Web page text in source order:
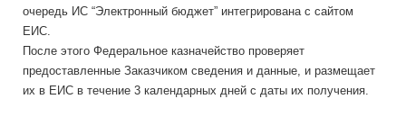
очередь ИС “Электронный бюджет” интегрирована с сайтом
ЕИС.
После этого Федеральное казначейство проверяет
предоставленные Заказчиком сведения и данные, и размещает
их в ЕИС в течение 3 календарных дней с даты их получения.